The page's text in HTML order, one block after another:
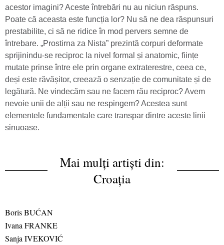
acestor imagini? Aceste întrebări nu au niciun răspuns.
Poate că aceasta este funcția lor? Nu să ne dea răspunsuri
prestabilite, ci să ne ridice în mod pervers semne de
întrebare. „Prostirna za Nista” prezintă corpuri deformate
sprijinindu-se reciproc la nivel formal și anatomic, ființe
mutate prinse între ele prin organe extraterestre, ceea ce,
deși este răvășitor, creează o senzație de comunitate și de
legătură. Ne vindecăm sau ne facem rău reciproc? Avem
nevoie unii de alții sau ne respingem? Acestea sunt
elementele fundamentale care transpar dintre aceste linii
sinuoase.
Mai mulți artiști din:
Croația
Boris BUĆAN
Ivana FRANKE
Sanja IVEKOVIĆ